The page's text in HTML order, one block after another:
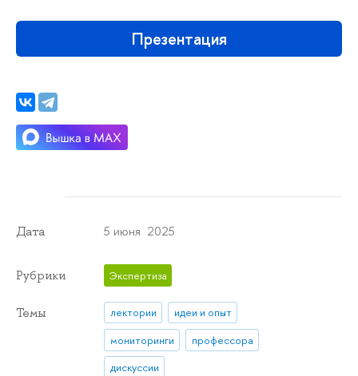
Презентация
Дата 5 июня 2025
Рубрики Экспертиза
Темы лектории
идеи и опыт
мониторинги
профессора
дискуссии